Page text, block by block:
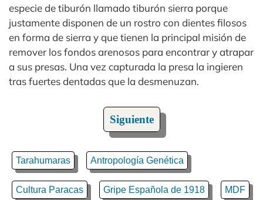
especie de tiburón llamado tiburón sierra porque
justamente disponen de un rostro con dientes filosos
en forma de sierra y que tienen la principal misión de
remover los fondos arenosos para encontrar y atrapar
a sus presas. Una vez capturada la presa la ingieren
tras fuertes dentadas que la desmenuzan.
Siguiente
Tarahumaras Antropología Genética
Cultura Paracas Gripe Española de 1918 MDF